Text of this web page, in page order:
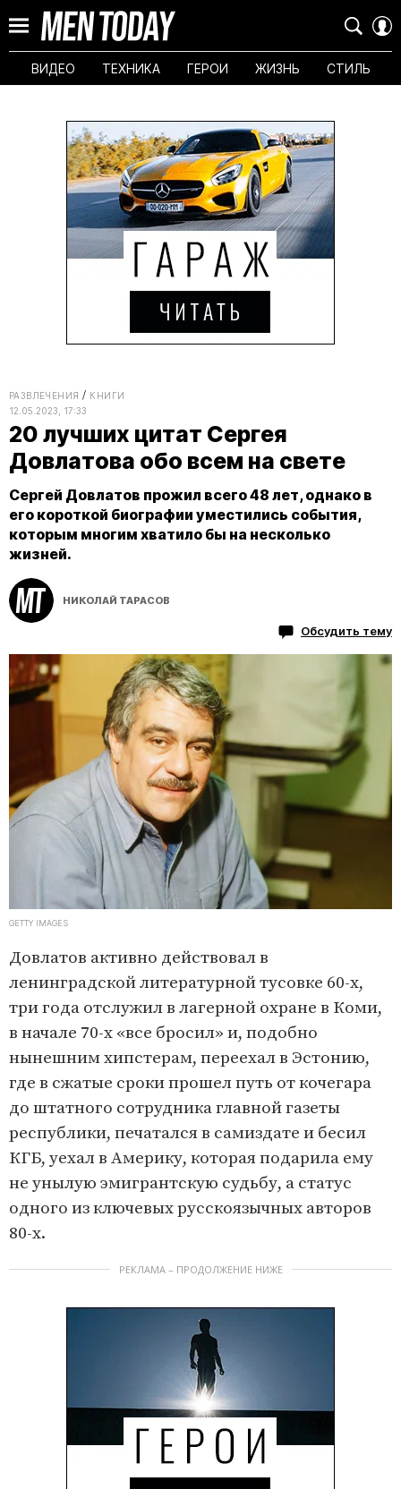
ВИДЕО ТЕХНИКА ГЕРОИ ЖИЗНЬ СТИЛЬ
РАЗВЛЕЧЕНИЯ
КНИГИ
12.05.2023, 17:33
20 лучших цитат Сергея
Довлатова обо всем на свете
Сергей Довлатов прожил всего 48 лет, однако в
его короткой биографии уместились события,
которым многим хватило бы на несколько
жизней.
НИКОЛАЙ ТАРАСОВ
Обсудить тему
GETTY IMAGES
Довлатов активно действовал в
ленинградской литературной тусовке 60-х,
три года отслужил в лагерной охране в Коми,
в начале 70-х «все бросил» и, подобно
нынешним хипстерам, переехал в Эстонию,
где в сжатые сроки прошел путь от кочегара
до штатного сотрудника главной газеты
республики, печатался в самиздате и бесил
КГБ, уехал в Америку, которая подарила ему
не унылую эмигрантскую судьбу, а статус
одного из ключевых русскоязычных авторов
80-х.
РЕКЛАМА – ПРОДОЛЖЕНИЕ НИЖЕ